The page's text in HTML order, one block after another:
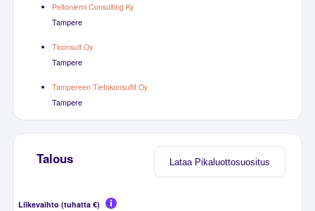
Peltoniemi Consulting Ky
Tampere
Tlconsult Oy
Tampere
Tampereen Tietokonsultit Oy
Tampere
Lataa Pikaluottosuositus
Talous
Liikevaihto (tuhatta €)